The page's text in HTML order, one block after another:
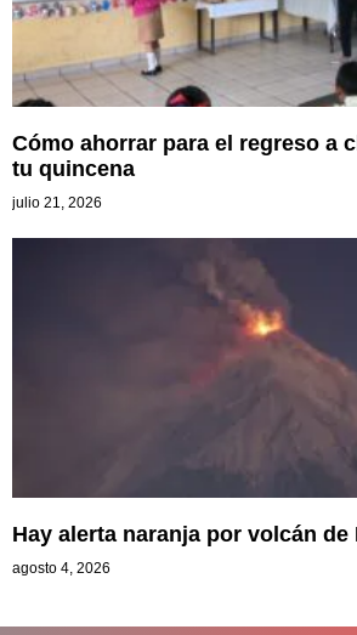
Cómo ahorrar para el regreso a
tu quincena
julio 21, 2026
Hay alerta naranja por volcán de
agosto 4, 2026